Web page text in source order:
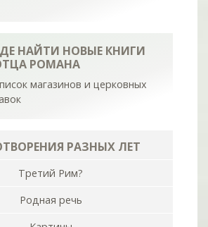
НАЙТИ НОВЫЕ КНИГИ
РОМАНА
магазинов и церковных
РАЗНЫХ ЛЕТ
Третий Рим?
Родная речь